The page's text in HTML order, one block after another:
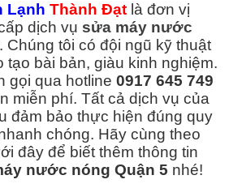
Lạnh Thành Đạt là đơn vị
dịch vụ sửa máy nước
. Chúng tôi có đội ngũ kỹ thuật
tạo bài bản, giàu kinh nghiệm.
gọi qua hotline 0917 645 749
miễn phí. Tất cả dịch vụ của
đảm bảo thực hiện đúng quy
chóng. Hãy cùng theo
đây để biết thêm thông tin
nước nóng Quận 5 nhé!